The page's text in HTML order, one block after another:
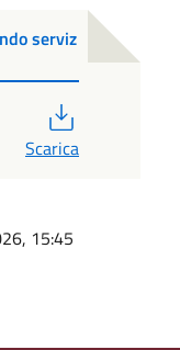
serviz
Scarica
15:45